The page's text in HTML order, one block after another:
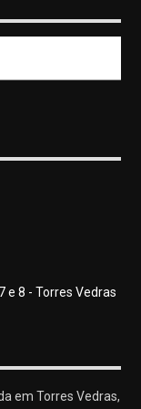
e 8 - Torres Vedras
em Torres Vedras,